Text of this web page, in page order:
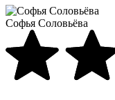
Софья Соловьёва